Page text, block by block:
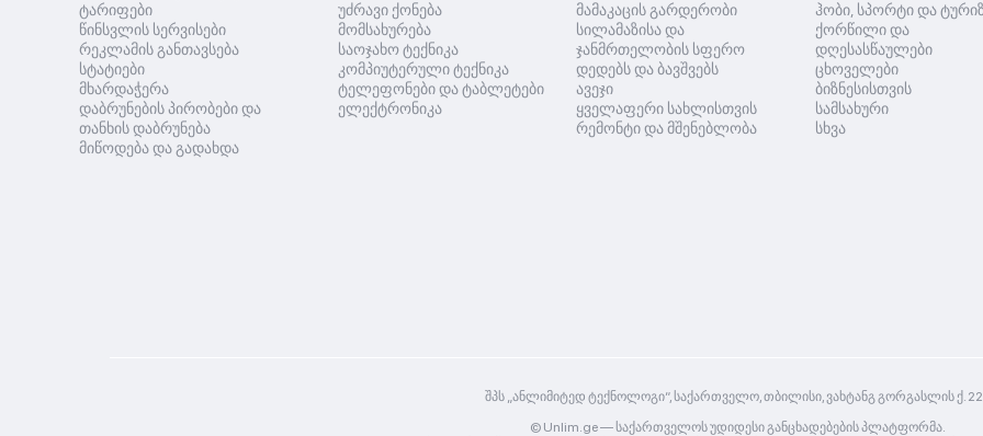
ტარიფები
წინსვლის სერვისები
რეკლამის განთავსება
სტატიები
მხარდაჭერა
დაბრუნების პირობები და
თანხის დაბრუნება
მიწოდება და გადახდა
უძრავი ქონება
მომსახურება
საოჯახო ტექნიკა
კომპიუტერული ტექნიკა
ტელეფონები და ტაბლეტები
ელექტრონიკა
მამაკაცის გარდერობი
სილამაზისა და
ჯანმრთელობის სფერო
დედებს და ბავშვებს
ავეჯი
ყველაფერი სახლისთვის
რემონტი და მშენებლობა
ჰობი, სპორტი და
ქორწილი და
დღესასწაულები
ცხოველები
ბიზნესისთვის
სამსახური
სხვა
შპს „ანლიმიტედ ტექნოლოგი“, საქართველო, თბილისი, ვახტანგ გორგასლის ქ.
© Unlim.ge —საქართველოს უდიდესი განცხადებების პლატფორმა.